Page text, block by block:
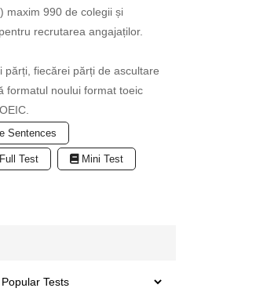
maxim 990 de colegii și
recrutarea angajaților.
părți, fiecărei părți de ascultare
formatul noului format toeic
Sentences
Test Mini Test